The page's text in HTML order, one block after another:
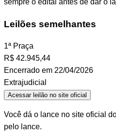
Leilões semelhantes
1ª Praça
R$ 42.945,44
Encerrado em 22/04/2026
Extrajudicial
Acessar leilão no site oficial
Você dá o lance no site oficial
pelo lance.